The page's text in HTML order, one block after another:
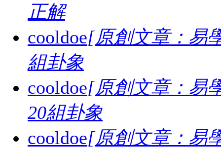
正解
cooldoe[原創文章：易
組卦象
cooldoe[原創文章：易
20組卦象
cooldoe[原創文章：易